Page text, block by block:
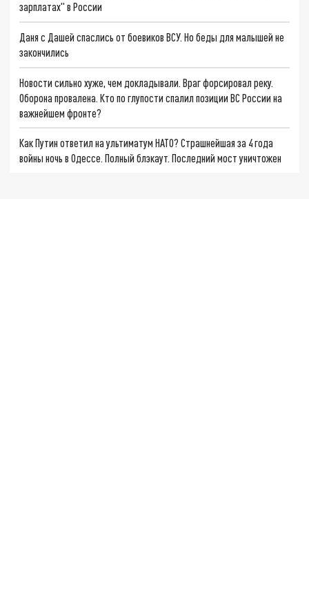
зарплатах" в России
Даня с Дашей спаслись от боевиков ВСУ. Но беды для малышей не
закончились
Новости сильно хуже, чем докладывали. Враг форсировал реку.
Оборона провалена. Кто по глупости спалил позиции ВС России на
важнейшем фронте?
Как Путин ответил на ультиматум НАТО? Страшнейшая за 4 года
войны ночь в Одессе. Полный блэкаут. Последний мост уничтожен